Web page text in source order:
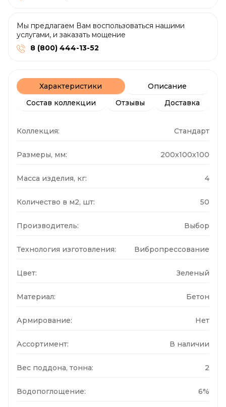
Мы предлагаем Вам воспользоваться нашими
услугами, и заказать мощение
8 (800) 444-13-52
Характеристики
Описание
Состав коллекции
Отзывы Доставка
Коллекция: Стандарт
Размеры, мм: 200x100x100
Масса изделия, кг: 4
Количество в м2, шт: 50
Производитель: Выбор
Технология изготовления: Вибропрессование
Цвет: Зеленый
Материал: Бетон
Армирование: Нет
Ассортимент: В наличии
Вес поддона, тонна: 2
Водопоглощение: 6%